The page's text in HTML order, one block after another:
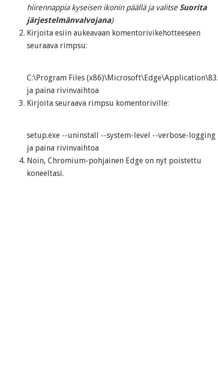
hiirennappia kyseisen ikonin päällä ja valitse Suorita
järjestelmänvalvojana)
Kirjoita esiin aukeavaan komentorivikehotteeseen
seuraava rimpsu:
C:\Program Files
ja paina rivinvaihtoa
Kirjoita seuraava rimpsu komentoriville:
setup.exe --uninstall --system-level --verbose-
ja paina rivinvaihtoa
Noin, Chromium-pohjainen Edge on nyt poistettu
koneeltasi.